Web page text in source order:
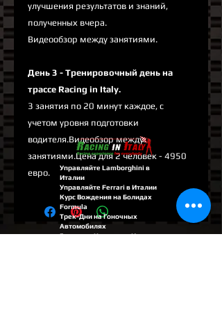
улучшения результатов и знаний,
полученных вчера.
Видеообзор между занятиями.
День 3 - Тренировочный день на
трассе Racing in Italy.
3 занятия по 20 минут каждое, с
учетом уровня подготовки
водителя.Видеобзор между
занятиями.Цена для 2 человек - 4950
евро.
Управляйте Lamborghini в
Италии
Управляйте Ferrari в Италии
Курс Вождения на Болидах
Formula
Трек-Дни на Гоночных
Автомобилях
Гоночная Команда в Италии